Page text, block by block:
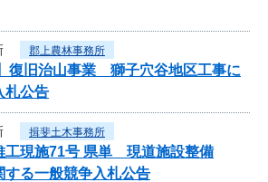
郡上農林事務所
復旧治山事業 獅子穴谷地区工事に
札公告
揖斐土木事務所
工現施71号 県単 現道施設整備
する一般競争入札公告